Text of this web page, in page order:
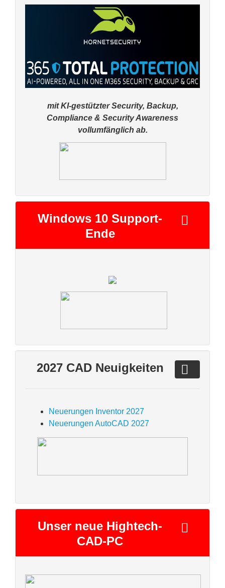
mit KI-gestützter Security, Backup,
Compliance & Security Awareness
vollumfänglich ab.
Windows 10 Support-
Ende
2027 CAD Neuigkeiten
Neuerungen Inventor 2027
Neuerungen AutoCAD 2027
Unser neue Hightech-
CAD-PC